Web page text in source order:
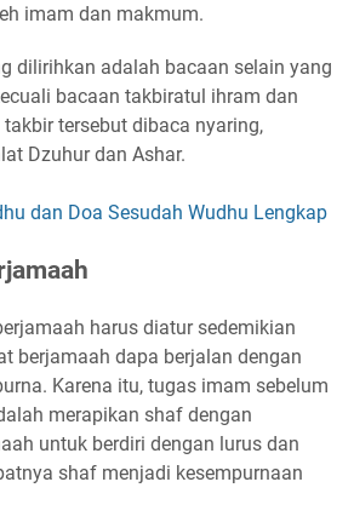
imam dan makmum.
dilirihkan adalah bacaan selain yang
bacaan takbiratul ihram dan
tersebut dibaca nyaring,
Dzuhur dan Ashar.
dan Doa Sesudah Wudhu Lengkap
harus diatur sedemikian
berjamaah dapa berjalan dengan
Karena itu, tugas imam sebelum
merapikan shaf dengan
untuk berdiri dengan lurus dan
shaf menjadi kesempurnaan